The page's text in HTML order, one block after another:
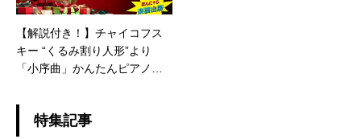
【解説付き！】チャイコフス
キー “くるみ割り人形”より
「小序曲」かんたんピアノア
特集記事